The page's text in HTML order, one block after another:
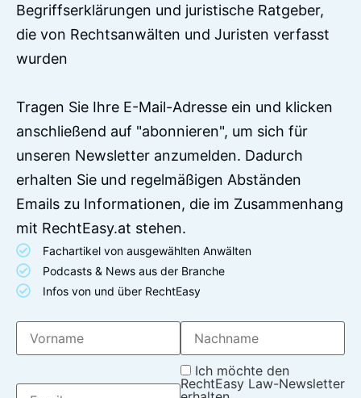
Begriffserklärungen und juristische Ratgeber,
die von Rechtsanwälten und Juristen verfasst
wurden
Tragen Sie Ihre E-Mail-Adresse ein und klicken
anschließend auf "abonnieren", um sich für
unseren Newsletter anzumelden. Dadurch
erhalten Sie und regelmäßigen Abständen
Emails zu Informationen, die im Zusammenhang
mit RechtEasy.at stehen.
Fachartikel von ausgewählten Anwälten
Podcasts & News aus der Branche
Infos von und über RechtEasy
Ich möchte den
RechtEasy Law-Newsletter